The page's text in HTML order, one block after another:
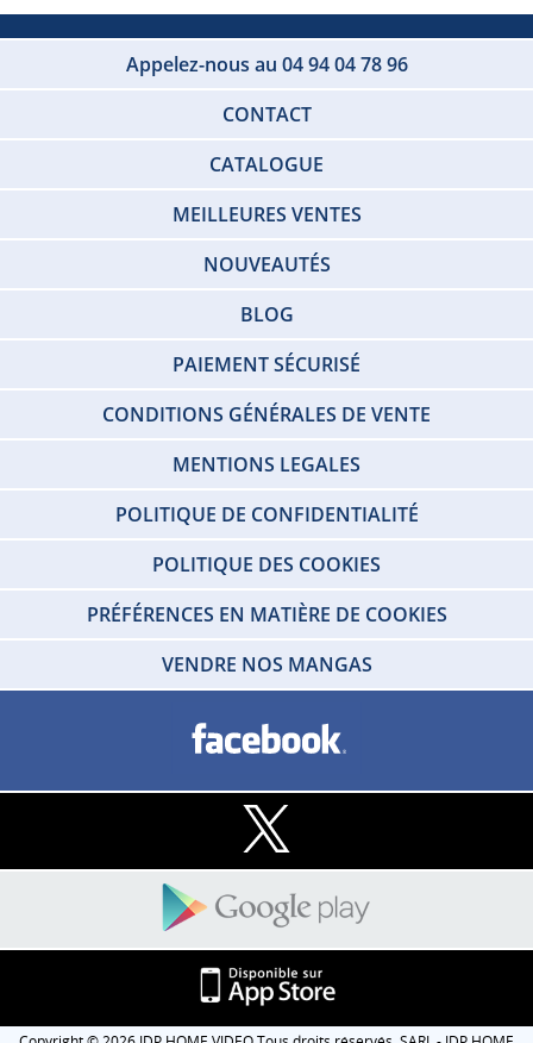
Appelez-nous au 04 94 04 78 96
CONTACT
CATALOGUE
MEILLEURES VENTES
NOUVEAUTÉS
BLOG
PAIEMENT SÉCURISÉ
CONDITIONS GÉNÉRALES DE VENTE
MENTIONS LEGALES
POLITIQUE DE CONFIDENTIALITÉ
POLITIQUE DES COOKIES
PRÉFÉRENCES EN MATIÈRE DE COOKIES
VENDRE NOS MANGAS